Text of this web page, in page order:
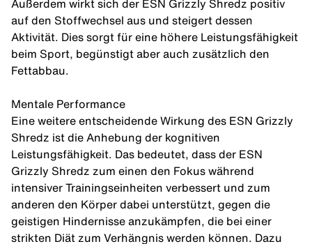
Außerdem wirkt sich der ESN Grizzly Shredz positiv
auf den Stoffwechsel aus und steigert dessen
Aktivität. Dies sorgt für eine höhere Leistungsfähigkeit
beim Sport, begünstigt aber auch zusätzlich den
Fettabbau.
Mentale Performance
Eine weitere entscheidende Wirkung des ESN Grizzly
Shredz ist die Anhebung der kognitiven
Leistungsfähigkeit. Das bedeutet, dass der ESN
Grizzly Shredz zum einen den Fokus während
intensiver Trainingseinheiten verbessert und zum
anderen den Körper dabei unterstützt, gegen die
geistigen Hindernisse anzukämpfen, die bei einer
strikten Diät zum Verhängnis werden können. Dazu